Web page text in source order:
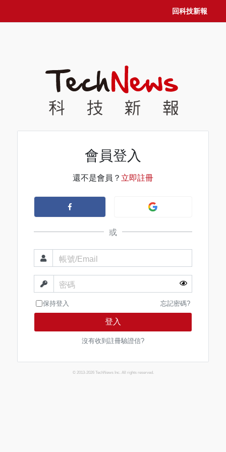
回科技新報
會員登入
還不是會員？ 立即註冊
或
帳號/Email
密碼
保持登入 忘記密碼?
登入
沒有收到註冊驗證信?
© 2013-2026 TechNews Inc. All rights reserved.